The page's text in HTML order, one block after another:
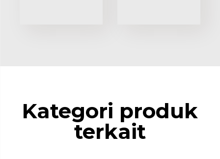
Kategori produk
terkait